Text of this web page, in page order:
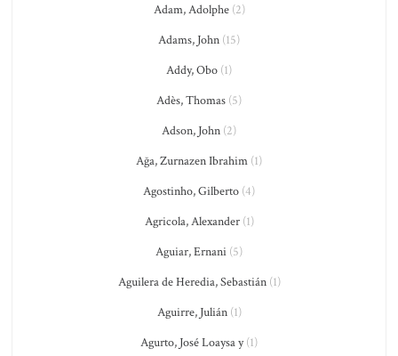
Adam, Adolphe(2)
Adams, John (15)
Addy, Obo (1)
Adès, Thomas (5)
Adson, John (2)
Ağa, Zurnazen Ibrahim (1)
Agostinho, Gilberto (4)
Agricola, Alexander(1)
Aguiar, Ernani (5)
Aguilera de Heredia, Sebastián(1)
Aguirre, Julián(1)
Agurto, José Loaysa y(1)